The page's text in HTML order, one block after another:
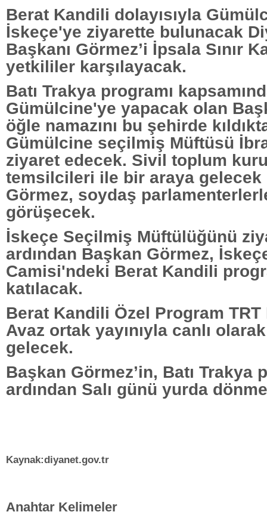
Berat Kandili dolayısıyla
İskeçe'ye ziyarette bulunacak
Başkanı Görmez’i İpsala Sınır
yetkililer karşılayacak.
Batı Trakya programı
Gümülcine'ye yapacak olan
öğle namazını bu şehirde
Gümülcine seçilmiş Müftüsü
ziyaret edecek. Sivil toplum
temsilcileri ile bir araya gelecek
Görmez, soydaş
görüşecek.
İskeçe Seçilmiş Müftülüğünü
ardından Başkan Görmez,
Camisi'ndeki Berat Kandili
katılacak.
Berat Kandili Özel Program TRT
Avaz ortak yayınıyla canlı
gelecek.
Başkan Görmez’in, Batı Trakya
ardından Salı günü yurda
Kaynak:diyanet.gov.tr
Anahtar Kelimeler